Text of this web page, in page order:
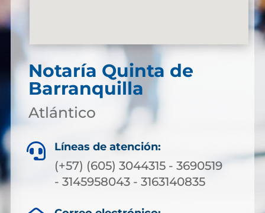
Notaría Quinta de
Barranquilla
Atlántico
 Líneas de atención:
(+57) (605) 3044315 - 3690519
- 3145958043 - 3163140835